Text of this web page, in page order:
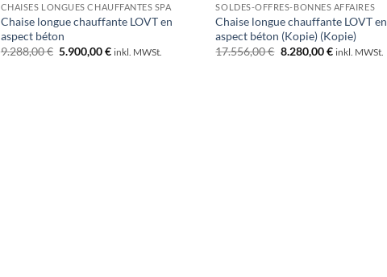
CHAISES LONGUES CHAUFFANTES SPA
Chaise longue chauffante LOVT en
aspect béton
9.288,00€ Le
5.900,00€Leinkl. MWSt.
SOLDES-OFFRES-BONNES AFFAIRES
Chaise longue chauffante LOVT en
aspect béton (Kopie) (Kopie)
17.556,00€ Le
8.280,00€Leinkl. MWSt.